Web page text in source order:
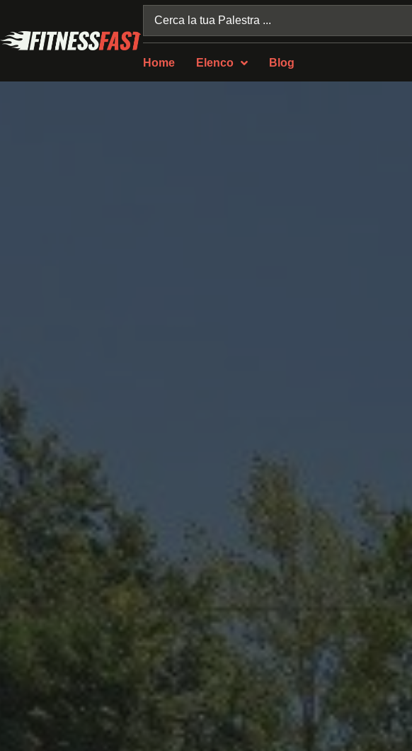
Home Elenco Blog